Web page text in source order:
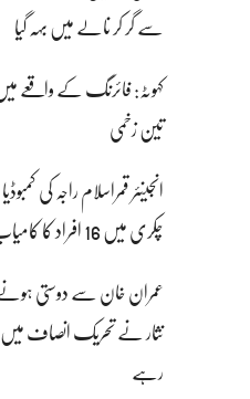
سے گر کر نالے میں بہہ گیا
کہوٹہ: فائرنگ کے واقعے
تین زخمی
انجینئر قمراسلام راجہ کی
چکری میں 16 افراد کا کامیاب ریسکیو
عمران خان سے دوستی
نثار نے تحریک انصاف
رہے